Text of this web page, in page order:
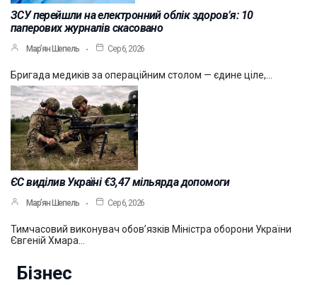
ЗСУ перейшли на електронний облік здоров’я: 10
паперових журналів скасовано
Мар’ян Шепель Сер 6, 2026
Бригада медиків за операційним столом — єдине ціле,…
ЄС виділив Україні €3,47 мільярда допомоги
Мар’ян Шепель Сер 6, 2026
Тимчасовий виконувач обов’язків Міністра оборони України
Євгеній Хмара…
Бізнес